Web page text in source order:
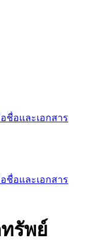
ชื่อและเอกสาร
ชื่อและเอกสาร
รัพย์